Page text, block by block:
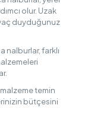
olur. Uzak
duyduğunuz
nalburlar, farklı
temin
bütçesini